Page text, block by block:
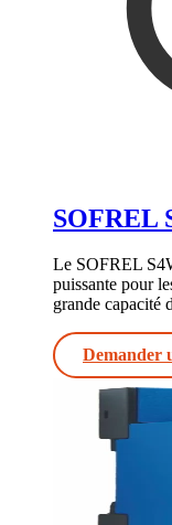
SOFREL
Le SOFREL
puissante pour
grande capacité
Demander